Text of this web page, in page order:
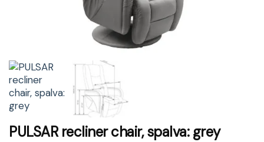
PULSAR recliner chair, spalva: grey